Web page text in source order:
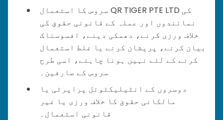
سروس کا استعمال QR TIGER PTE LTD کی
نمائندوں اور عملہ کے قانونی حقوق کی
خلاف ورزی کرنے، دھمکی دینے، افسوسناک
بیان کرنے، پریشان کرنے یا غلط استعمال
کرنے کے لئے نہیں ہونا چاہئے، اسی طرح
سروس کے صارفین۔
دوسروں کے انٹیلیکٹوئل پراپرٹی یا
مالکانی حقوق کا خلاف ورزی یا غیر
قانونی استعمال۔